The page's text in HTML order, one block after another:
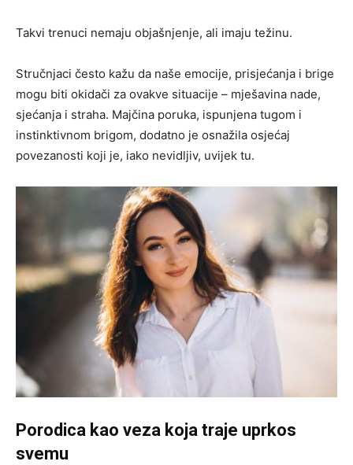
Takvi trenuci nemaju objašnjenje, ali imaju težinu.
Stručnjaci često kažu da naše emocije, prisjećanja i brige
mogu biti okidači za ovakve situacije – mješavina nade,
sjećanja i straha. Majčina poruka, ispunjena tugom i
instinktivnom brigom, dodatno je osnažila osjećaj
povezanosti koji je, iako nevidljiv, uvijek tu.
Porodica kao veza koja traje uprkos
svemu